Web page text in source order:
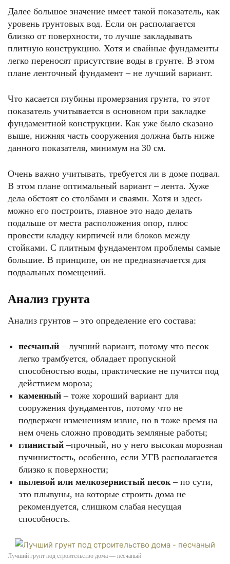
Далее большое значение имеет такой показатель, как
уровень грунтовых вод. Если он располагается
близко от поверхности, то лучше закладывать
плитную конструкцию. Хотя и свайные фундаменты
легко переносят присутствие воды в грунте. В этом
плане ленточный фундамент – не лучший вариант.
Что касается глубины промерзания грунта, то этот
показатель учитывается в основном при закладке
фундаментной конструкции. Как уже было сказано
выше, нижняя часть сооружения должна быть ниже
данного показателя, минимум на 30 см.
Очень важно учитывать, требуется ли в доме подвал.
В этом плане оптимальный вариант – лента. Хуже
дела обстоят со столбами и сваями. Хотя и здесь
можно его построить, главное это надо делать
подальше от места расположения опор, плюс
провести кладку кирпичей или блоков между
стойками. С плитным фундаментом проблемы самые
большие. В принципе, он не предназначается для
подвальных помещений.
Анализ грунта
Анализ грунтов – это определение его состава:
песчаный – лучший вариант, потому что песок
легко трамбуется, обладает пропускной
способностью воды, практические не пучится под
действием мороза;
каменный – тоже хороший вариант для
сооружения фундаментов, потому что не
подвержен изменениям извне, но в тоже время на
нем очень сложно проводить земляные работы;
глинистый –прочный, но у него высокая морозная
пучинистость, особенно, если УГВ располагается
близко к поверхности;
пылевой или мелкозернистый песок– по сути,
это плывуны, на которые строить дома не
рекомендуется, слишком слабая несущая
способность.
Лучший грунт под строительство дома — песчаный